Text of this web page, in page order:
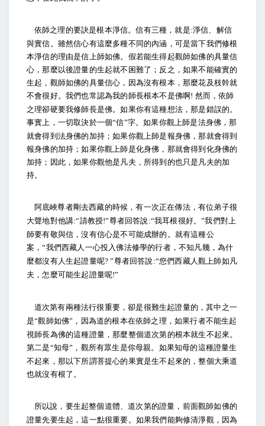
依師之理的要訣是根本淨信。信有三種，就是:淨信、解信
與實信。雖然信心有這麼多種不同的內涵，可是當下我們修根
本淨信的理由是信上師如佛。假若能生得起觀師如佛的具量信
心，那麼以後證量的生起就不困難了；反之，如果不能確實的
生起，觀師如佛的具量信心，因為沒有根本，那麼花及枝幹就
不會很好。我們也常認為我的師長根本不是佛啊! 然而，依師
之理卻硬要我修師長是佛。如果你有這種想法，那是錯誤的。
事實上，一切取決於一個“信”字。如果你觀上師是法身佛，那
就會得到法身佛的加持；如果你觀上師是報身佛，那就會得到
報身佛的加持；如果你觀上師是化身佛，那就會得到化身佛的
加持；因此，如果你觀他是凡夫，所得到的也只是凡夫的加
持。
阿底峽尊者剛去西藏的時候，有一次正在傳法，有位弟子很
大聲地對他講:“請教授!”尊者回答說 :“我耳根很好。”我們對上
師要有敬與信，沒有信心是不可能成辦的。就有這種公
案，“我們西藏人一心投入佛法修學的行者，不知凡幾，為什
麼都沒有人生起證量呢? ”尊者回答說 :“您們西藏人觀上師如凡
夫，怎麼可能生起證量呢!”
道次第有兩種法行很重要，卻是很難生起證量的，其中之一
是“觀師如佛” ，因為道的根本在依師之理，如果行者不能生起
視師長為佛的這種證量，那麼整個道次第的根本就生不起來。
第二是“知母” ，觀所有眾生是你母親。如果知母的這種證量生
不起來，那以下所謂菩提心的果實是生不起來的，整個大乘道
也就沒有根了。
所以說，要生起整個道體、道次第的證量，前面觀師如佛的
證量先要生起，這一點很重要。如果我們能夠修清淨觀，因為